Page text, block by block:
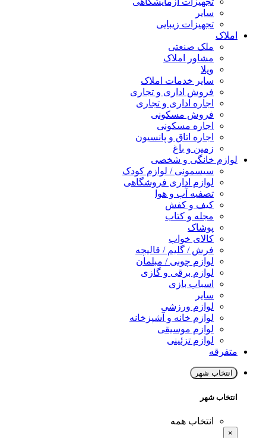
سایر
تجهیزات زیبایی
املاک
ملک صنعتی
مشاور املاک
ویلا
سایر خدمات املاک
فروش اداری و تجاری
اجاره اداری و تجاری
فروش مسکونی
اجاره مسکونی
اجاره اتاق و پانسیون
زمین و باغ
لوازم خانگی و شخصی
سیسمونی / لوازم کودک
لوازم اداری فروشگاهی
تصفیه آب و هوا
کیف و کفش
مجله و کتاب
پوشاک
کالای خواب
فرش / گلیم / قالیچه
لوازم چوبی / مبلمان
لوازم برقی و گازی
اسباب بازی
سایر
لوازم ورزشی
لوازم خانه و آشپزخانه
لوازم موسیقی
لوازم تزئینی
متفرقه
انتخاب شهر
انتخاب شهر
انتخاب همه
×